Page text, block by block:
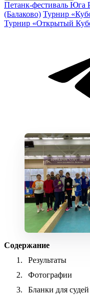
Петанк-фестиваль Юга
(Балаково) Турнир
Турнир «Открытый
Содержание
Результаты
Фотографии
Бланки для судей